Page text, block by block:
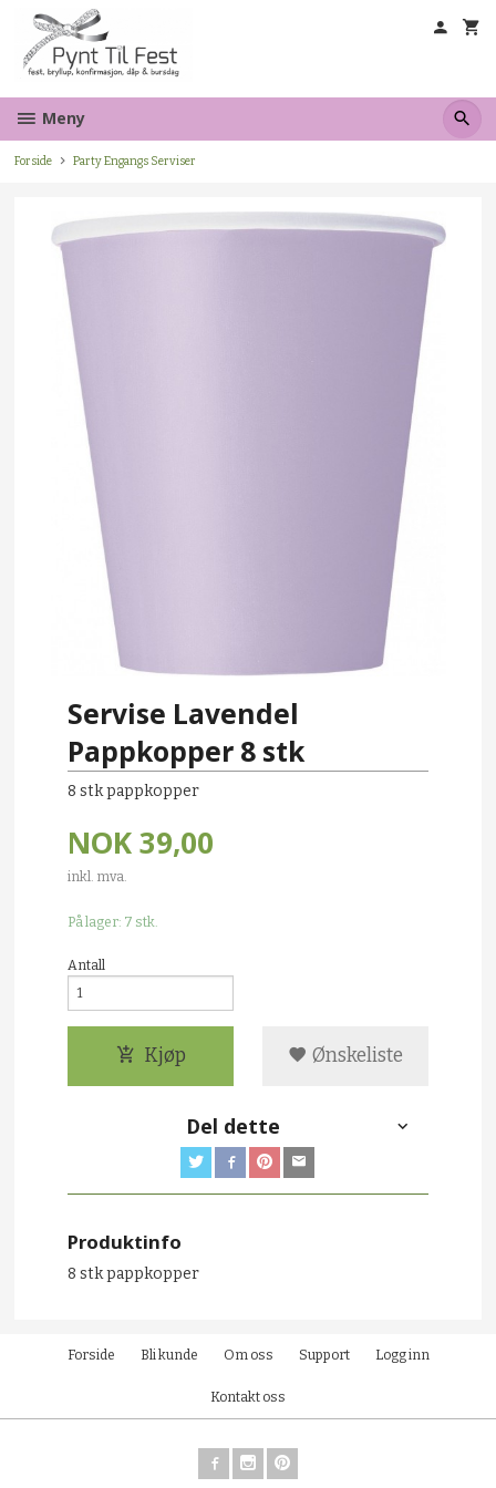
innholdet
Meny
Forside Party Engangs Serviser
Servise Lavendel
Pappkopper 8 stk
8 stk pappkopper
NOK 39,00
inkl. mva.
På lager: 7 stk.
Antall
Kjøp Ønskeliste
Del dette
Produktinfo
8 stk pappkopper
Forside Bli kunde Om oss Support Logg inn
Kontakt oss